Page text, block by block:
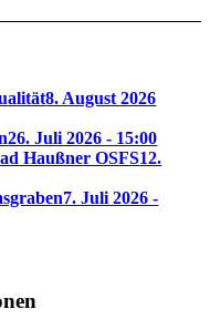
8. August 2026
26. Juli 2026 - 15:00
Haußner OSFS12.
7. Juli 2026 -